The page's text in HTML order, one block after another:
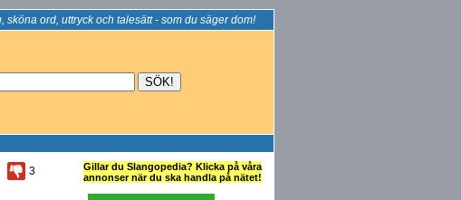
sköna ord, uttryck och talesätt - som du säger dom!
3
Gillar du Slangopedia? Klicka på våra
annonser när du ska handla på nätet!